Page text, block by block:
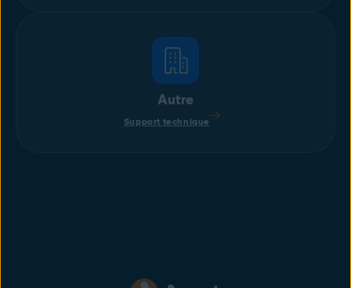
Autre
Support technique